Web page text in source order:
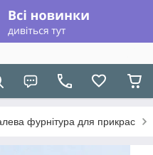
фурнітура для прикрас